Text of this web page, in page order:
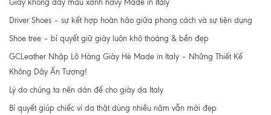
Giày không dây màu xanh navy Made in Italy
Driver Shoes – sự kết hợp hoàn hảo giữa phong cách và sự tiện dụng
Shoe tree – bí quyết giữ giày luôn khô thoáng & bền đẹp
GCLeather Nhập Lô Hàng Giày Hè Made in Italy – Những Thiết Kế
Không Dây Ấn Tượng!
Lý do chúng ta nên dán đế cho giày da Italy
Bí quyết giúp chiếc ví da thật dùng nhiều năm vẫn mới đẹp